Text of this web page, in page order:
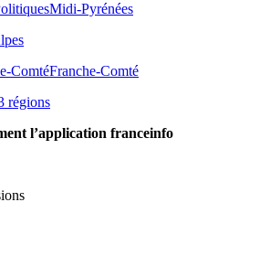
Midi-Pyrénées
ComtéFranche-Comté
régions
l’application franceinfo